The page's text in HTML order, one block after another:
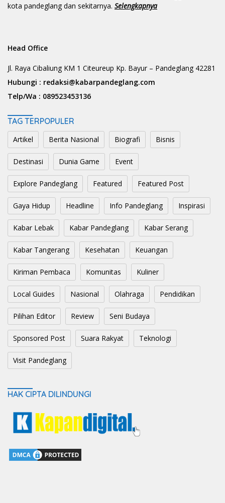
kota pandeglang dan sekitarnya. Selengkapnya
Head Office
Jl. Raya Cibaliung KM 1 Citeureup Kp. Bayur – Pandeglang 42281
Hubungi : redaksi@kabarpandeglang.com
Telp/Wa : 089523453136
TAG TERPOPULER
Artikel Berita Nasional Biografi Bisnis
Destinasi Dunia Game Event
Explore Pandeglang Featured Featured Post
Gaya Hidup Headline Info Pandeglang Inspirasi
Kabar Lebak Kabar Pandeglang Kabar Serang
Kabar Tangerang Kesehatan Keuangan
Kiriman Pembaca Komunitas Kuliner
Local Guides Nasional Olahraga Pendidikan
Pilihan Editor Review Seni Budaya
Sponsored Post Suara Rakyat Teknologi
Visit Pandeglang
HAK CIPTA DILINDUNGI